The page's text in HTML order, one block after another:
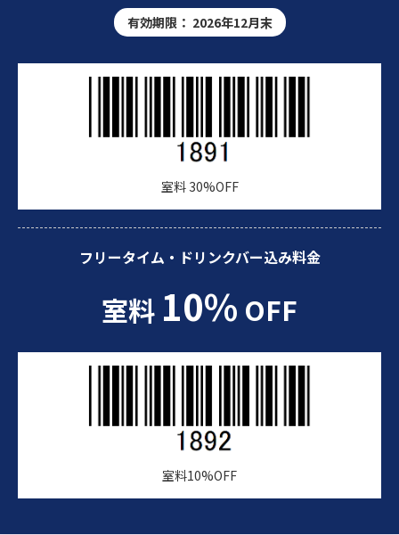
有効期限： 2026年12月末
室料 30%OFF
フリータイム・ドリンクバー込み料金
室料 10% OFF
室料10%OFF